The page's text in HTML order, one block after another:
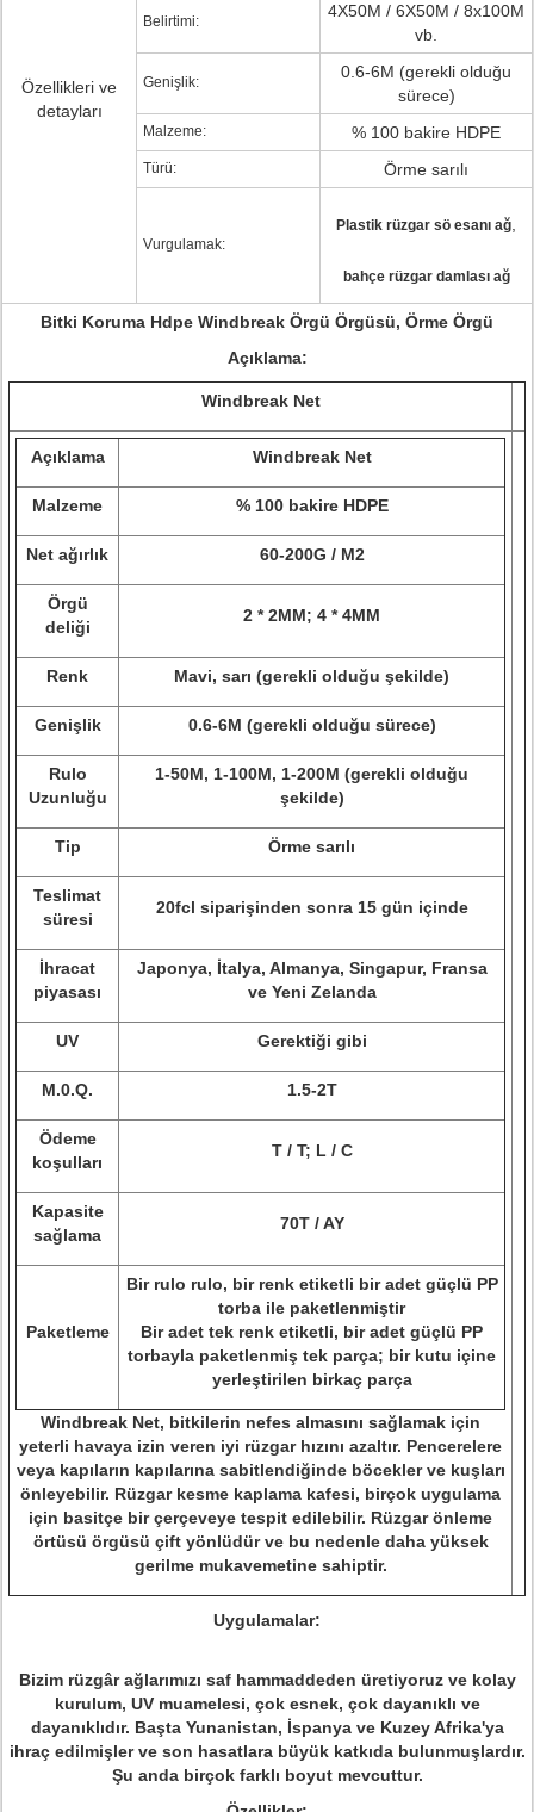
Özellikleri ve
detayları
Belirtimi:
4X50M / 6X50M / 8x100M
vb.
Genişlik:
0.6-6M (gerekli olduğu
sürece)
Malzeme: % 100 bakire HDPE
Türü: Örme sarılı
Vurgulamak:
Plastik rüzgar sö esanı ağ
bahçe rüzgar damlası ağ
Bitki Koruma Hdpe Windbreak Örgü Örgüsü, Örme Örgü
Açıklama:
Windbreak Net
Açıklama Windbreak Net
Malzeme % 100 bakire HDPE
Net ağırlık 60-200G / M2
Örgü
deliği
2 * 2MM; 4 * 4MM
Renk Mavi, sarı (gerekli olduğu şekilde)
Genişlik 0.6-6M (gerekli olduğu sürece)
Rulo
Uzunluğu
1-50M, 1-100M, 1-200M (gerekli olduğu
şekilde)
Tip Örme sarılı
Teslimat
süresi
20fcl siparişinden sonra 15 gün içinde
İhracat
piyasası
Japonya, İtalya, Almanya, Singapur, Fransa
ve Yeni Zelanda
UV Gerektiği gibi
M.0.Q. 1.5-2T
Ödeme
koşulları
T / T; L / C
Kapasite
sağlama
70T / AY
Paketleme
Bir rulo rulo, bir renk etiketli bir adet güçlü PP
torba ile paketlenmiştir
Bir adet tek renk etiketli, bir adet güçlü PP
torbayla paketlenmiş tek parça; bir kutu içine
yerleştirilen birkaç parça
Windbreak Net, bitkilerin nefes almasını sağlamak için
yeterli havaya izin veren iyi rüzgar hızını azaltır. Pencerelere
veya kapıların kapılarına sabitlendiğinde böcekler ve kuşları
önleyebilir. Rüzgar kesme kaplama kafesi, birçok uygulama
için basitçe bir çerçeveye tespit edilebilir. Rüzgar önleme
örtüsü örgüsü çift yönlüdür ve bu nedenle daha yüksek
gerilme mukavemetine sahiptir.
Uygulamalar:
Bizim rüzgâr ağlarımızı saf hammaddeden üretiyoruz ve kolay
kurulum, UV muamelesi, çok esnek, çok dayanıklı ve
dayanıklıdır. Başta Yunanistan, İspanya ve Kuzey Afrika'ya
ihraç edilmişler ve son hasatlara büyük katkıda bulunmuşlardır.
Şu anda birçok farklı boyut mevcuttur.